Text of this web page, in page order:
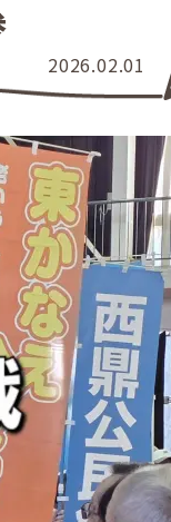
2026.02.01